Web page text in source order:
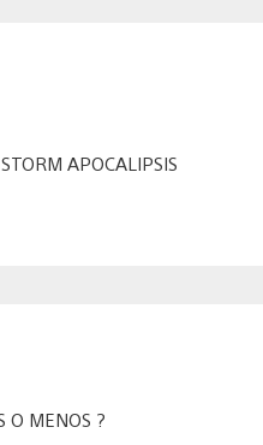
APOCALIPSIS
O MENOS ?